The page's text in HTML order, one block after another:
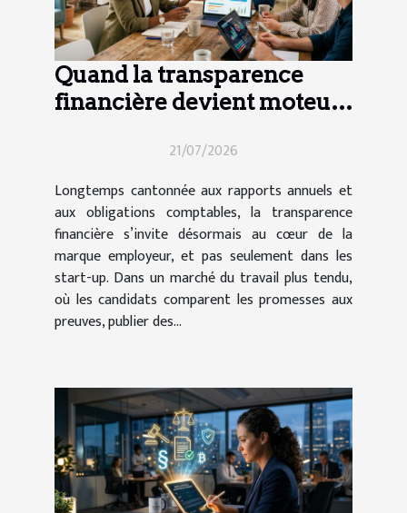
Quand la transparence
financière devient moteur
21/07/2026
Longtemps cantonnée aux rapports annuels et
aux obligations comptables, la transparence
financière s’invite désormais au cœur de la
marque employeur, et pas seulement dans les
start-up. Dans un marché du travail plus tendu,
où les candidats comparent les promesses aux
preuves, publier des...